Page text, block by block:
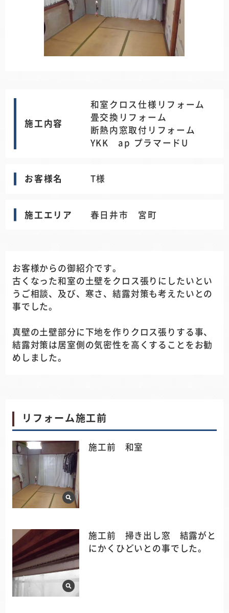
施工内容
和室クロス仕様リフォーム
畳交換リフォーム
断熱内窓取付リフォーム
YKK ap プラマードU
お客様名 T様
施工エリア 春日井市 宮町
お客様からの御紹介です。
古くなった和室の土壁をクロス張りにしたいとい
うご相談、及び、寒さ、結露対策も考えたいとの
事でした。
真壁の土壁部分に下地を作りクロス張りする事、
結露対策は居室側の気密性を高くすることをお勧
めしました。
リフォーム施工前
施工前 和室
施工前 掃き出し窓 結露がと
にかくひどいとの事でした。